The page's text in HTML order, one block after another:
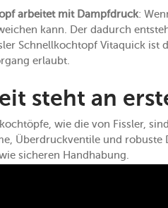
arbeitet mit Dampfdruck:
kann. Der dadurch
Schnellkochtopf Vitaquick ist
erlaubt.
steht an
wie die von Fissler,
Überdruckventile und robuste
sicheren Handhabung.